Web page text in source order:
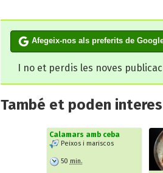
Afegeix-nos als preferits de
I no et perdis les noves
També et poden
Calamars amb ceba
Peixos i mariscos
50 min.